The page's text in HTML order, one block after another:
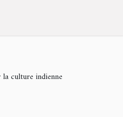
culture indienne